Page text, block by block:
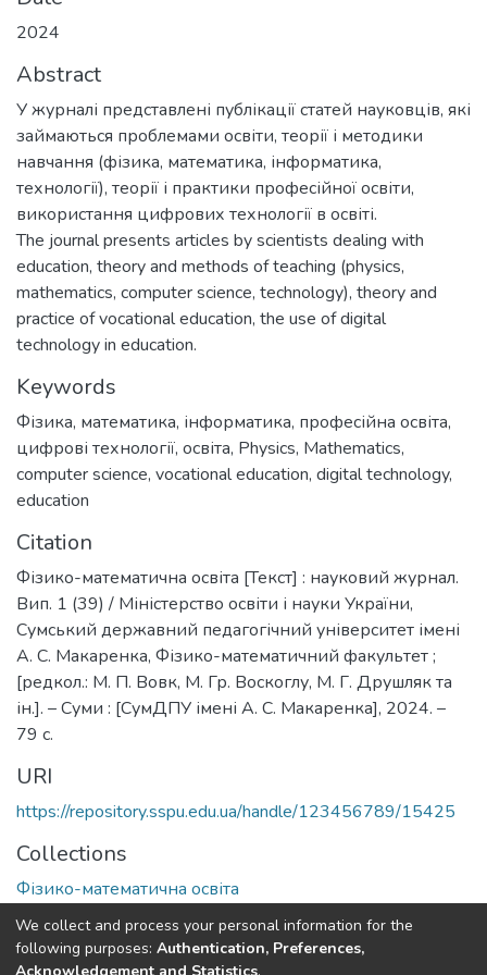
2024
Abstract
У журналі представлені публікації статей науковців, які
займаються проблемами освіти, теорії і методики
навчання (фізика, математика, інформатика,
технології), теорії і практики професійної освіти,
використання цифрових технології в освіті.
The journal presents articles by scientists dealing with
education, theory and methods of teaching (physics,
mathematics, computer science, technology), theory and
practice of vocational education, the use of digital
technology in education.
Keywords
Фізика, математика, інформатика, професійна освіта,
цифрові технології, освіта, Physics, Mathematics,
computer science, vocational education, digital technology,
education
Citation
Фізико-математична освіта [Текст] : науковий журнал.
Вип. 1 (39) / Міністерство освіти і науки України,
Сумський державний педагогічний університет імені
А. С. Макаренка, Фізико-математичний факультет ;
[редкол.: М. П. Вовк, М. Гр. Воскоглу, М. Г. Друшляк та
ін.]. – Суми : [СумДПУ імені А. С. Макаренка], 2024. –
79 с.
URI
https://repository.sspu.edu.ua/handle/123456789/15425
Collections
Фізико-математична освіта
Full item page Google Scholar
We collect and process your personal information for the
following purposes: Authentication, Preferences,